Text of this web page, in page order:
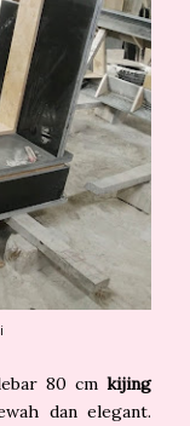
80 cm kijing
dan elegant.